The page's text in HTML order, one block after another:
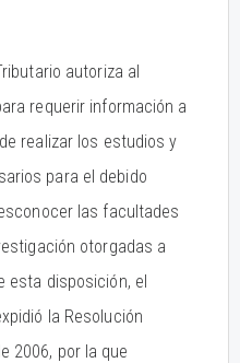
autoriza al
requerir información a
realizar los estudios y
para el debido
las facultades
otorgadas a
esta disposición, el
la Resolución
2006, por la que